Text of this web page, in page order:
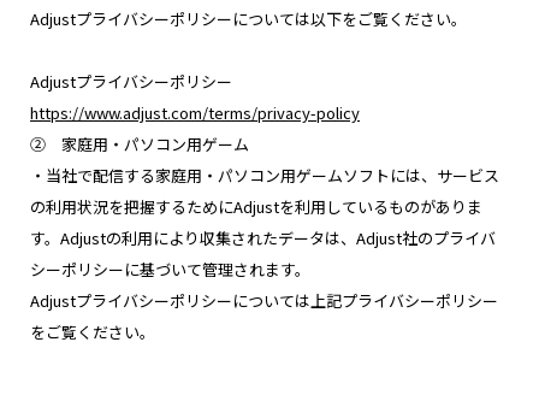
Adjustプライバシーポリシーについては以下をご覧ください。
Adjustプライバシーポリシー
https://www.adjust.com/terms/privacy-policy
② 家庭用・パソコン用ゲーム
・当社で配信する家庭用・パソコン用ゲームソフトには、サービス
の利用状況を把握するためにAdjustを利用しているものがありま
す。Adjustの利用により収集されたデータは、Adjust社のプライバ
シーポリシーに基づいて管理されます。
Adjustプライバシーポリシーについては上記プライバシーポリシー
をご覧ください。